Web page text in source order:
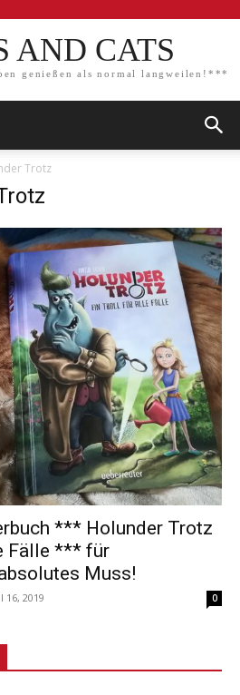
AND CATS
genießen als normal langweilen!***
Trotz
*** Holunder Trotz
Fälle *** für
Muss!
16, 2019 0